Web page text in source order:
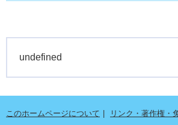
undefined
このホームページについて
リンク・著作権・